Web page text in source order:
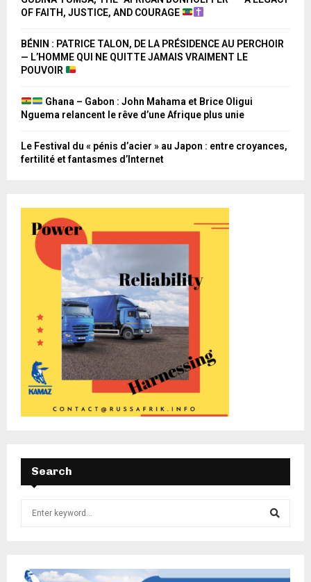
OF FAITH, JUSTICE, AND COURAGE
BÉNIN : PATRICE TALON, DE LA PRÉSIDENCE AU PERCHOIR
— L’HOMME QUI NE QUITTE JAMAIS VRAIMENT LE
POUVOIR
Ghana – Gabon : John Mahama et Brice Oligui
Nguema relancent le rêve d’une Afrique plus unie
Le Festival du « pénis d’acier » au Japon : entre croyances,
fertilité et fantasmes d’Internet
Search